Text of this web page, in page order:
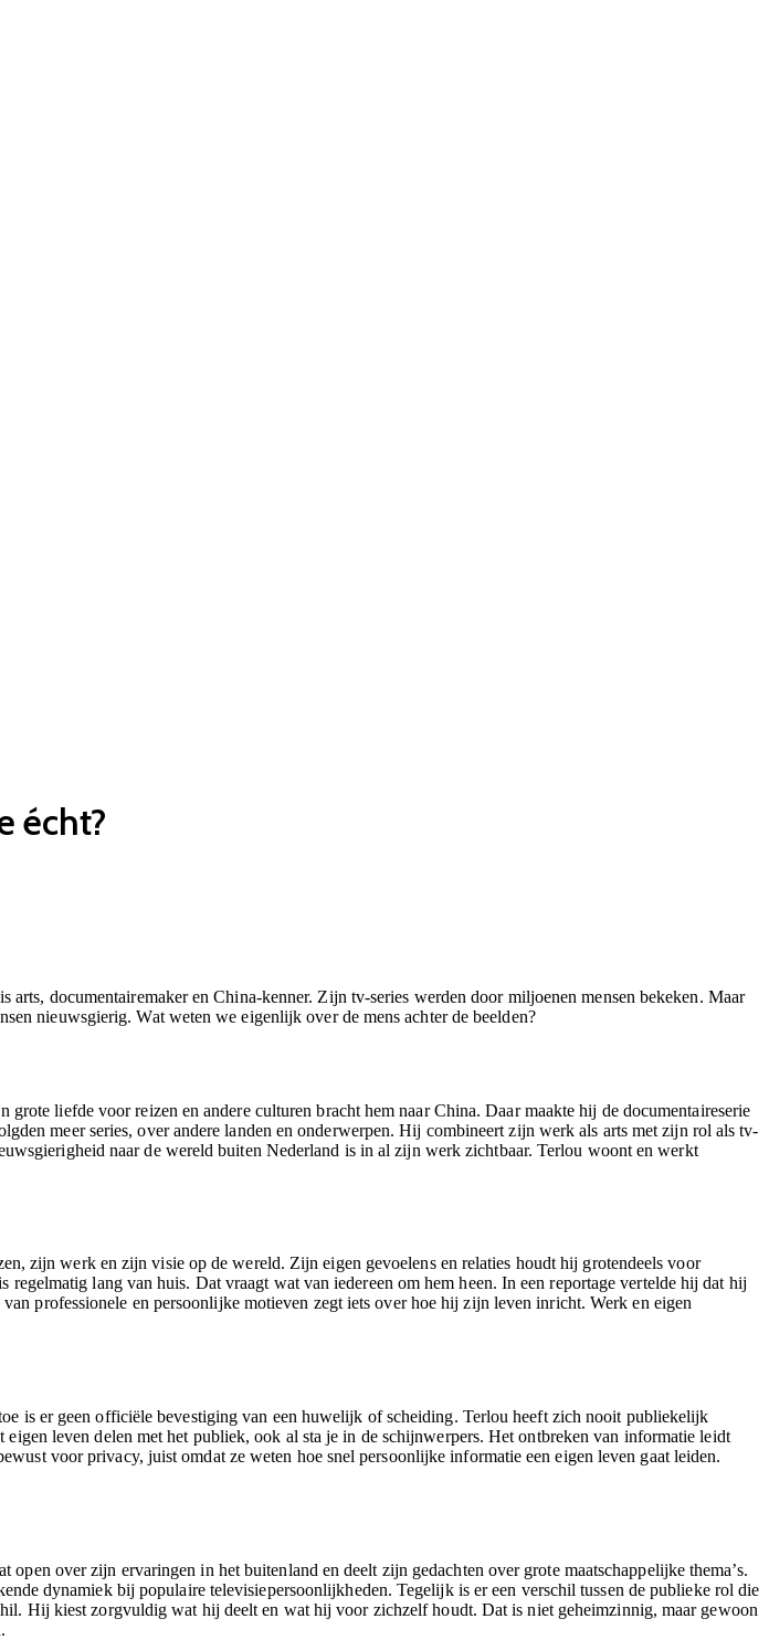
écht?
documentairemaker en China-kenner. Zijn tv-series werden door miljoenen mensen bekeken. Maar
nieuwsgierig. Wat weten we eigenlijk over de mens achter de beelden?
liefde voor reizen en andere culturen bracht hem naar China. Daar maakte hij de documentaireserie
meer series, over andere landen en onderwerpen. Hij combineert zijn werk als arts met zijn rol als tv-
naar de wereld buiten Nederland is in al zijn werk zichtbaar. Terlou woont en werkt
zijn werk en zijn visie op de wereld. Zijn eigen gevoelens en relaties houdt hij grotendeels voor
lang van huis. Dat vraagt wat van iedereen om hem heen. In een reportage vertelde hij dat hij
professionele en persoonlijke motieven zegt iets over hoe hij zijn leven inricht. Werk en eigen
is er geen officiële bevestiging van een huwelijk of scheiding. Terlou heeft zich nooit publiekelijk
leven delen met het publiek, ook al sta je in de schijnwerpers. Het ontbreken van informatie leidt
voor privacy, juist omdat ze weten hoe snel persoonlijke informatie een eigen leven gaat leiden.
over zijn ervaringen in het buitenland en deelt zijn gedachten over grote maatschappelijke thema’s.
dynamiek bij populaire televisiepersoonlijkheden. Tegelijk is er een verschil tussen de publieke rol die
Hij kiest zorgvuldig wat hij deelt en wat hij voor zichzelf houdt. Dat is niet geheimzinnig, maar gewoon